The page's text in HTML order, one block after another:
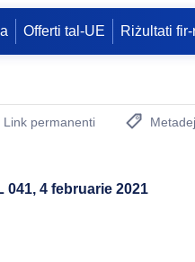
Offerti tal-UE Riżultati
Link permanenti
4 februarie 2021